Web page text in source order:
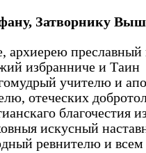
Затворнику
архиерею преславный
избранниче и Таин
учителю и
отеческих
благочестия
искусный
ревнителю и